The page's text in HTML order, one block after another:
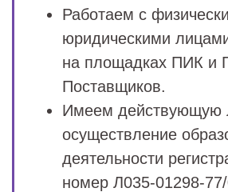
Работаем с
юридическими
на площадках ПИК и
Поставщиков.
Имеем действующую
осуществление
деятельности
номер Л035-01298-